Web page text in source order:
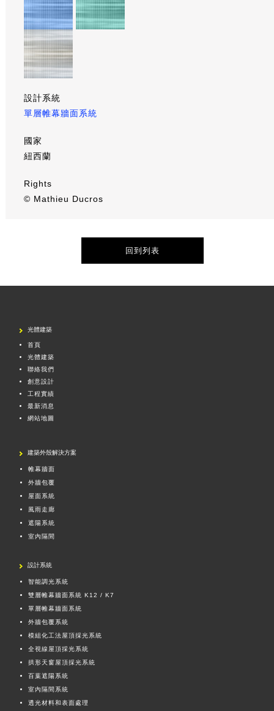
設計系統
單層帷幕牆面系統
國家
紐西蘭
Rights
© Mathieu Ducros
回到列表
光體建築
首頁
光體建築
聯絡我們
創意設計
工程實績
最新消息
網站地圖
建築外殼解決方案
帷幕牆面
外牆包覆
屋面系統
風雨走廊
遮陽系統
室內隔間
設計系統
智能調光系統
雙層帷幕牆面系統 K12 / K7
單層帷幕牆面系統
外牆包覆系統
模組化工法屋頂採光系統
全視線屋頂採光系統
拱形天窗屋頂採光系統
百葉遮陽系統
室內隔間系統
透光材料和表面處理